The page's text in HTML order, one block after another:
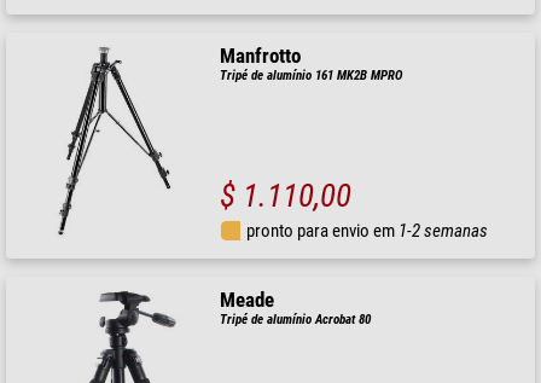
Manfrotto
Tripé de alumínio 161 MK2B MPRO
$ 1.110,00
pronto para envio em 1-2 semanas
Meade
Tripé de alumínio Acrobat 80